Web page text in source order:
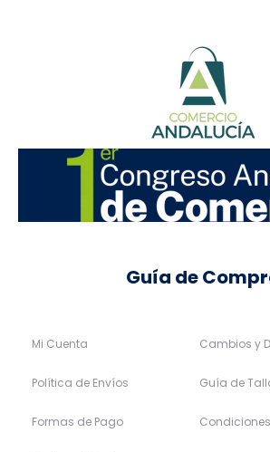
Guía de
Mi Cuenta
Política de Envíos
Formas de Pago
Cambios y
Guía de